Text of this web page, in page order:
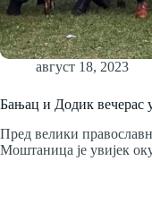
август 18, 2023
Бањац и Додик
Пред велики
Моштаница је увијек